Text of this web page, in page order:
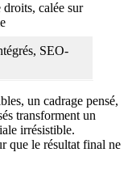
calée sur
SEO-
un cadrage pensé,
transforment un
irrésistible.
que le résultat final ne